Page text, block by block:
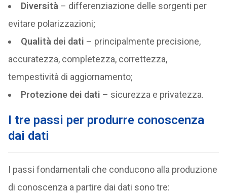
Diversità – differenziazione delle sorgenti per
evitare polarizzazioni;
Qualità dei dati – principalmente precisione,
accuratezza, completezza, correttezza,
tempestività di aggiornamento;
Protezione dei dati – sicurezza e privatezza.
I tre passi per produrre conoscenza
dai dati
I passi fondamentali che conducono alla produzione
di conoscenza a partire dai dati sono tre: